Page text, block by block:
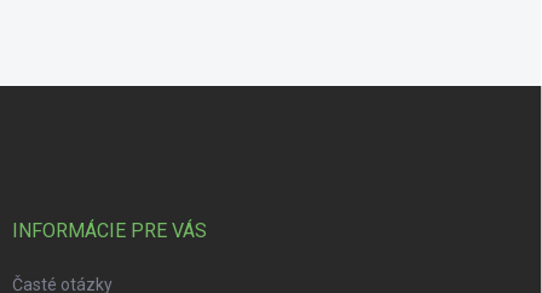
INFORMÁCIE PRE VÁS
Časté otázky